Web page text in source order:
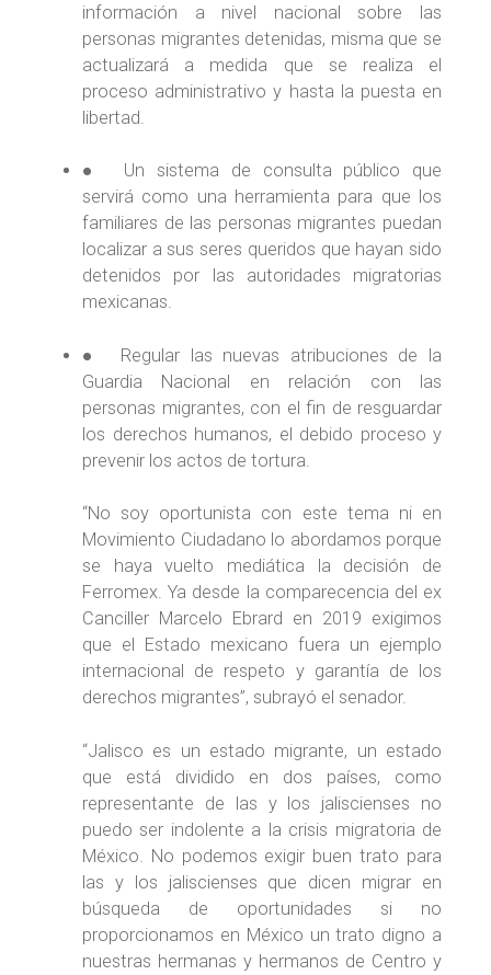
información a nivel nacional sobre las
personas migrantes detenidas, misma que se
actualizará a medida que se realiza el
proceso administrativo y hasta la puesta en
libertad.
● Un sistema de consulta público que
servirá como una herramienta para que los
familiares de las personas migrantes puedan
localizar a sus seres queridos que hayan sido
detenidos por las autoridades migratorias
mexicanas.
● Regular las nuevas atribuciones de la
Guardia Nacional en relación con las
personas migrantes, con el fin de resguardar
los derechos humanos, el debido proceso y
prevenir los actos de tortura.
“No soy oportunista con este tema ni en
Movimiento Ciudadano lo abordamos porque
se haya vuelto mediática la decisión de
Ferromex. Ya desde la comparecencia del ex
Canciller Marcelo Ebrard en 2019 exigimos
que el Estado mexicano fuera un ejemplo
internacional de respeto y garantía de los
derechos migrantes”, subrayó el senador.
“Jalisco es un estado migrante, un estado
que está dividido en dos países, como
representante de las y los jaliscienses no
puedo ser indolente a la crisis migratoria de
México. No podemos exigir buen trato para
las y los jaliscienses que dicen migrar en
búsqueda de oportunidades si no
proporcionamos en México un trato digno a
nuestras hermanas y hermanos de Centro y